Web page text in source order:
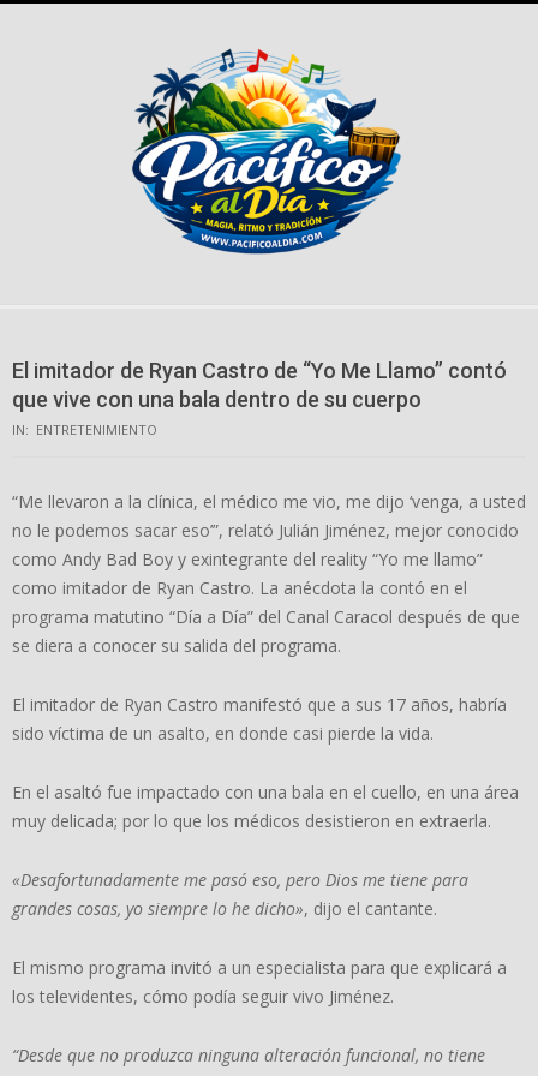
El imitador de Ryan Castro de “Yo Me Llamo” contó
que vive con una bala dentro de su cuerpo
IN: ENTRETENIMIENTO
“Me llevaron a la clínica, el médico me vio, me dijo ‘venga, a usted
no le podemos sacar eso’”, relató Julián Jiménez, mejor conocido
como Andy Bad Boy y exintegrante del reality “Yo me llamo”
como imitador de Ryan Castro. La anécdota la contó en el
programa matutino “Día a Día” del Canal Caracol después de que
se diera a conocer su salida del programa.
El imitador de Ryan Castro manifestó que a sus 17 años, habría
sido víctima de un asalto, en donde casi pierde la vida.
En el asaltó fue impactado con una bala en el cuello, en una área
muy delicada; por lo que los médicos desistieron en extraerla.
«Desafortunadamente me pasó eso, pero Dios me tiene para
grandes cosas, yo siempre lo he dicho», dijo el cantante.
El mismo programa invitó a un especialista para que explicará a
los televidentes, cómo podía seguir vivo Jiménez.
“Desde que no produzca ninguna alteración funcional, no tiene